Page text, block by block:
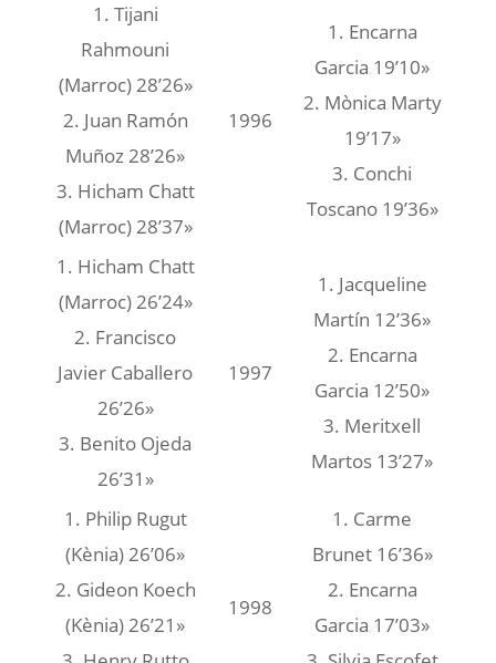
1. Tijani
Rahmouni
(Marroc) 28’26»
2. Juan Ramón
Muñoz 28’26»
3. Hicham Chatt
(Marroc) 28’37»
1996
1. Encarna
Garcia 19’10»
2. Mònica Marty
19’17»
3. Conchi
Toscano 19’36»
1. Hicham Chatt
(Marroc) 26’24»
2. Francisco
Javier Caballero
26’26»
3. Benito Ojeda
26’31»
1997
1. Jacqueline
Martín 12’36»
2. Encarna
Garcia 12’50»
3. Meritxell
Martos 13’27»
1. Philip Rugut
(Kènia) 26’06»
2. Gideon Koech
(Kènia) 26’21»
1998
1. Carme
Brunet 16’36»
2. Encarna
Garcia 17’03»